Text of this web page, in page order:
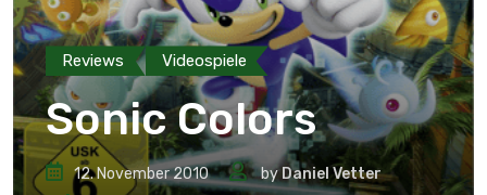
Reviews Videospiele
Sonic Colors
12. November 2010 byDaniel Vetter